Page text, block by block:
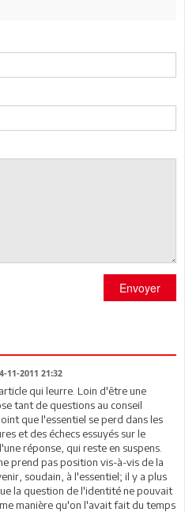
Envoyer
11-2011 21:32
qui leurre. Loin d'être une
tant de questions au conseil
que l'essentiel se perd dans les
et des échecs essuyés sur le
réponse, qui reste en suspens.
prend pas position vis-à-vis de la
soudain, à l'essentiel; il y a plus
la question de l'identité ne pouvait
manière qu'on l'avait fait du temps